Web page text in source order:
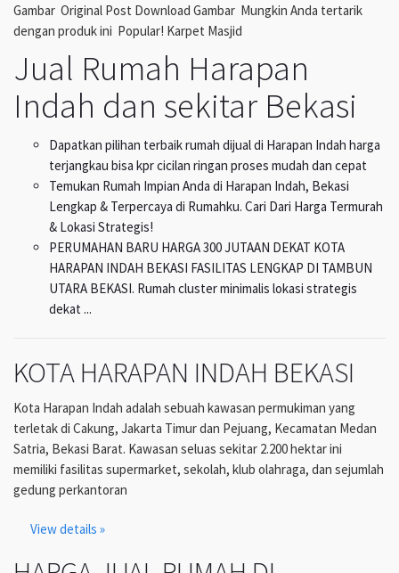
Gambar Original Post Download Gambar Mungkin Anda tertarik
dengan produk ini Popular! Karpet Masjid
Jual Rumah Harapan
Indah dan sekitar Bekasi
Dapatkan pilihan terbaik rumah dijual di Harapan Indah harga
terjangkau bisa kpr cicilan ringan proses mudah dan cepat
Temukan Rumah Impian Anda di Harapan Indah, Bekasi
Lengkap & Terpercaya di Rumahku. Cari Dari Harga Termurah
& Lokasi Strategis!
PERUMAHAN BARU HARGA 300 JUTAAN DEKAT KOTA
HARAPAN INDAH BEKASI FASILITAS LENGKAP DI TAMBUN
UTARA BEKASI. Rumah cluster minimalis lokasi strategis
dekat ...
KOTA HARAPAN INDAH BEKASI
Kota Harapan Indah adalah sebuah kawasan permukiman yang
terletak di Cakung, Jakarta Timur dan Pejuang, Kecamatan Medan
Satria, Bekasi Barat. Kawasan seluas sekitar 2.200 hektar ini
memiliki fasilitas supermarket, sekolah, klub olahraga, dan sejumlah
gedung perkantoran
View details »